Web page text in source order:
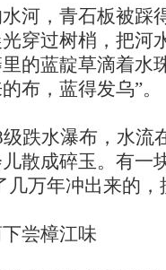
河，青石板被踩
穿过树梢，把河
的蓝靛草滴着水
布，蓝得发乌”。
跌水瀑布，水流
散成碎玉。有一
几万年冲出来的
尝樟江味